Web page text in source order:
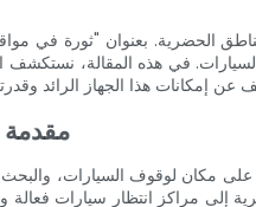
الحضرية. بعنوان "ثورة في
في هذه المقالة،
مقدمة
لوقوف السيارات، والبحث
إلى مراكز انتظار سيارات